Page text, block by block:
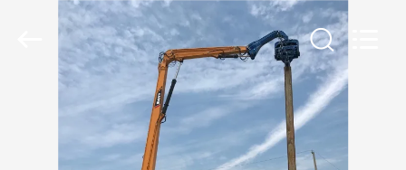
HAUS
PRODUKTE